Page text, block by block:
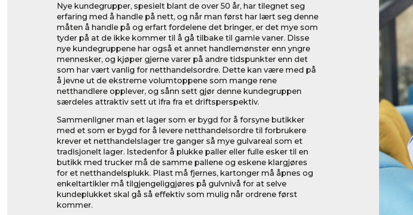
Nye kundegrupper, spesielt blant de over 50 år, har tilegnet seg
erfaring med å handle på nett, og når man først har lært seg denne
måten å handle på og erfart fordelene det bringer, er det mye som
tyder på at de ikke kommer til å gå tilbake til gamle vaner. Disse
nye kundegruppene har også et annet handlemønster enn yngre
mennesker, og kjøper gjerne varer på andre tidspunkter enn det
som har vært vanlig for netthandelsordre. Dette kan være med på
å jevne ut de ekstreme volumtoppene som mange rene
netthandlere opplever, og sånn sett gjør denne kundegruppen
særdeles attraktiv sett ut ifra fra et driftsperspektiv.
Sammenligner man et lager som er bygd for å forsyne butikker
med et som er bygd for å levere netthandelsordre til forbrukere
krever et netthandelslager tre ganger så mye gulvareal som et
tradisjonelt lager. Istedenfor å plukke paller eller fulle esker til en
butikk med trucker må de samme pallene og eskene klargjøres
for et netthandelsplukk. Plast må fjernes, kartonger må åpnes og
enkeltartikler må tilgjengeliggjøres på gulvnivå for at selve
kundeplukket skal gå så effektiv som mulig når ordrene først
kommer.